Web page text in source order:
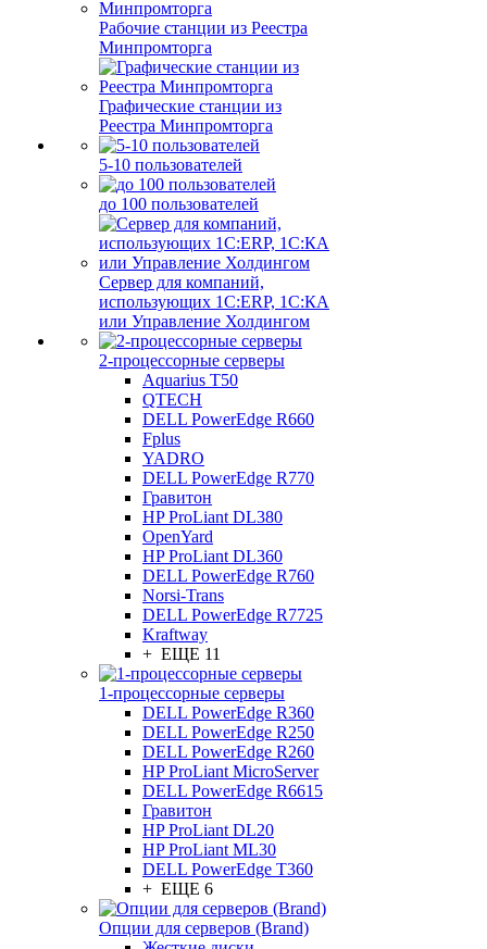
Рабочие станции из Реестра
Минпромторга
Графические станции из
Реестра Минпромторга
5-10 пользователей
до 100 пользователей
Сервер для компаний,
использующих 1C:ERP, 1С:КА
или Управление Холдингом
2-процессорные серверы
Aquarius T50
QTECH
DELL PowerEdge R660
Fplus
YADRO
DELL PowerEdge R770
Гравитон
HP ProLiant DL380
OpenYard
HP ProLiant DL360
DELL PowerEdge R760
Norsi-Trans
DELL PowerEdge R7725
Kraftway
+ ЕЩЕ 11
1-процессорные серверы
DELL PowerEdge R360
DELL PowerEdge R250
DELL PowerEdge R260
HP ProLiant MicroServer
DELL PowerEdge R6615
Гравитон
HP ProLiant DL20
HP ProLiant ML30
DELL PowerEdge T360
+ ЕЩЕ 6
Опции для серверов (Brand)